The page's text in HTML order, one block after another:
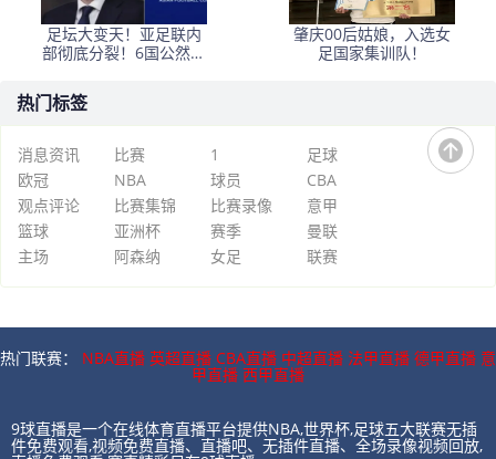
足坛大变天！亚足联内
部彻底分裂！6国公然倒
肇庆00后姑娘，入选女
足国家集训队！
热门标签
消息资讯 比赛 1
足球
欧冠
NBA 球员
CBA
观点评论
比赛集锦 比赛录像
意甲
篮球
亚洲杯 赛季
曼联
主场
阿森纳 女足 联赛
热门联赛： NBA直播 英超直播 CBA直播 中超直播 法甲直播 德甲直播 意
甲直播 西甲直播
9球直播是一个在线体育直播平台提供NBA,世界杯,足球五大联赛无插
件免费观看,视频免费直播、直播吧、无插件直播、全场录像视频回放,